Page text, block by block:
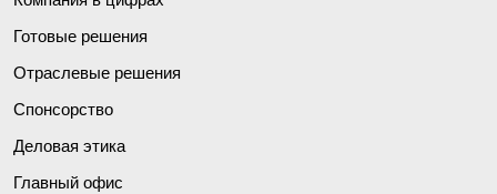
Готовые решения
Отраслевые решения
Спонсорство
Деловая этика
Главный офис